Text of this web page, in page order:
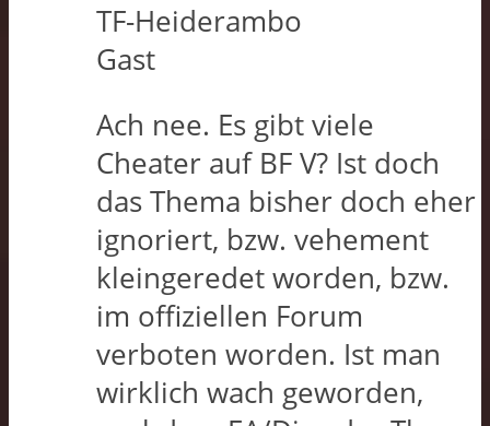
TF-Heiderambo
Gast
Ach nee. Es gibt viele
Cheater auf BF V? Ist doch
das Thema bisher doch eher
ignoriert, bzw. vehement
kleingeredet worden, bzw.
im offiziellen Forum
verboten worden. Ist man
wirklich wach geworden,